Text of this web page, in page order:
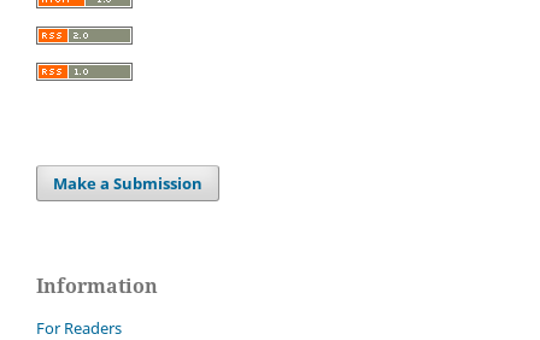
Make a Submission
Information
For Readers